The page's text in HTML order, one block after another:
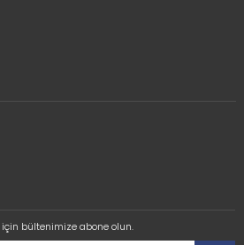
için bültenimize abone olun.